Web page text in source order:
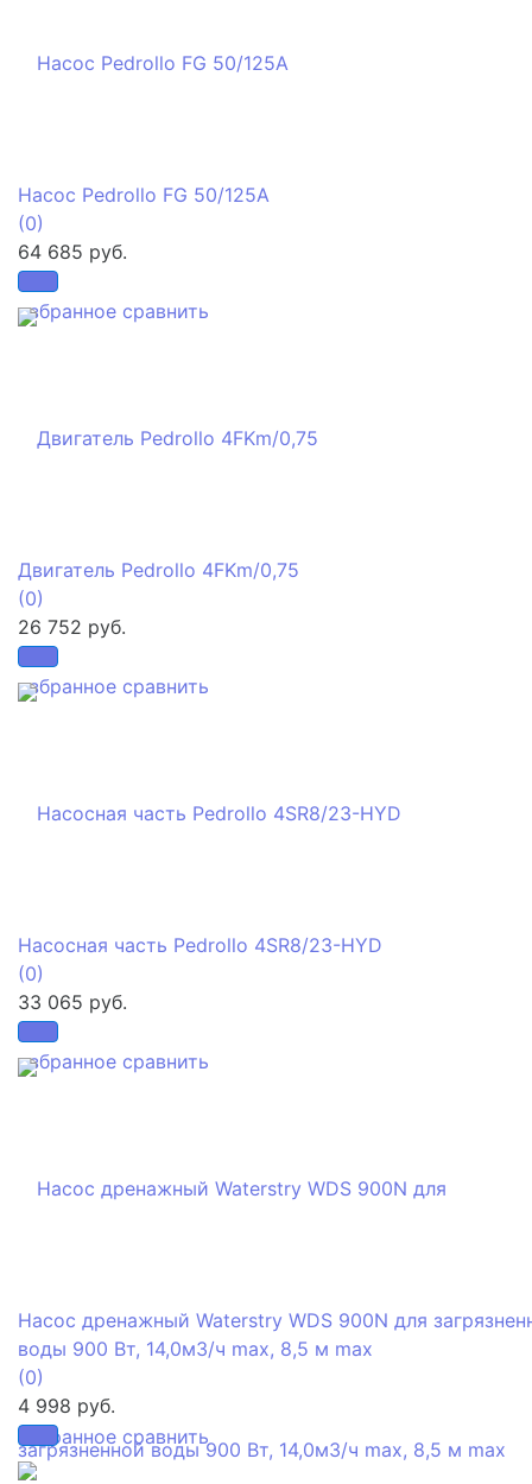
избранное сравнить
Насос Pedrollo FG 50/125A
(0)
64 685 руб.
избранное сравнить
Двигатель Pedrollo 4FKm/0,75
(0)
26 752 руб.
избранное сравнить
Насосная часть Pedrollo 4SR8/23-HYD
(0)
33 065 руб.
избранное сравнить
Насос дренажный Waterstry WDS 900N для
воды 900 Вт, 14,0м3/ч max, 8,5 м max
(0)
4 998 руб.